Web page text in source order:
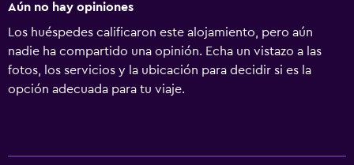
Aún no hay opiniones
Los huéspedes calificaron este alojamiento, pero aún
nadie ha compartido una opinión. Echa un vistazo a las
fotos, los servicios y la ubicación para decidir si es la
opción adecuada para tu viaje.